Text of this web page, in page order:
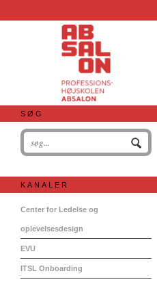
SØG
KANALER
Center for Ledelse og
oplevelsesdesign
EVU
ITSL Onboarding